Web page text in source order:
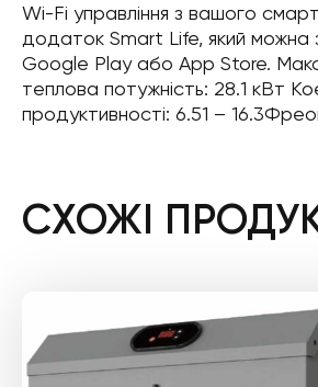
Wi-Fi управління з вашого
додаток Smart Life, який можна
Google Play або App Store.
теплова потужність: 28.1 кВт
продуктивності: 6.51 –
СХОЖІ